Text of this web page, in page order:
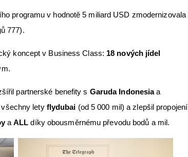
v hodnotě 5 miliard USD zmodernizovala
777).
koncept v Business Class: 18 nových jídel
partnerské benefity s Garuda Indonesiaa
všechny lety flydubai (od 5 000 mil) a zlepšil propojení
aALL díky obousměrnému převodu bodů a mil.